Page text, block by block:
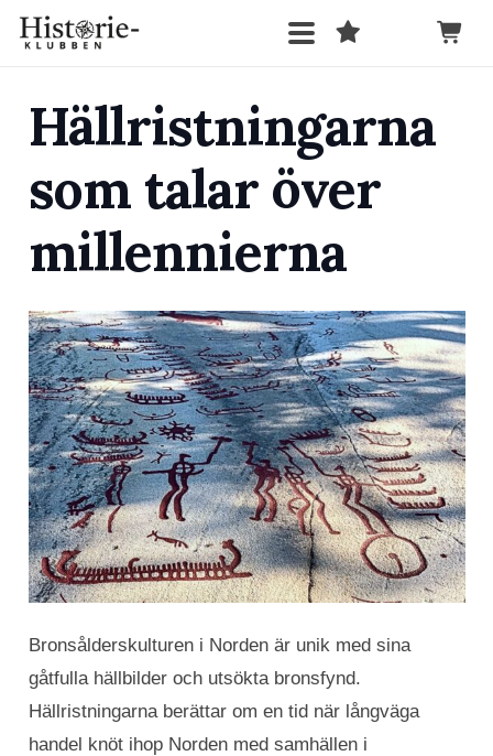
Hällristningarna
som talar över
millennierna
Bronsålderskulturen i Norden är unik med sina
gåtfulla hällbilder och utsökta bronsfynd.
Hällristningarna berättar om en tid när långväga
handel knöt ihop Norden med samhällen i